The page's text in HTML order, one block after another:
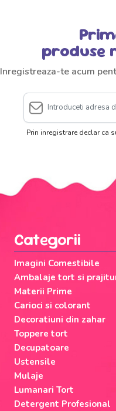
produse
Inregistreaza-te acum
Prin inregistrare declar ca
Categorii
Imagini Comestibile
Ambalaje tort si
Materii Prime
Carioci si colorant
Decoratiuni din zahar
Toppere tort
Decupatoare
Ustensile
Mulaje
Lumanari Tort
Detergent Profesional